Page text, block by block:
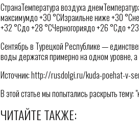
СтранаТемпература воздуха
максимумдо +30 °CИзраильне ниже +30
+32 °Cдо +28 °CЧерногориядо +26 °Cдо
Сентябрь в Турецкой Республике —
воды держатся примерно на одном уровне,
Источник: http://rusdolgi.ru/kuda-poehat-v-
В этой статье мы попытались раскрыть тему:
ЧИТАЙТЕ ТАКЖЕ: